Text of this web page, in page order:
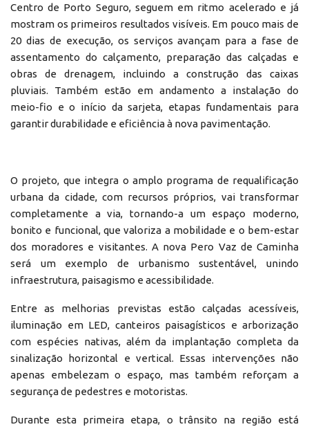
Centro de Porto Seguro, seguem em ritmo acelerado e já
mostram os primeiros resultados visíveis. Em pouco mais de
20 dias de execução, os serviços avançam para a fase de
assentamento do calçamento, preparação das calçadas e
obras de drenagem, incluindo a construção das caixas
pluviais. Também estão em andamento a instalação do
meio-fio e o início da sarjeta, etapas fundamentais para
garantir durabilidade e eficiência à nova pavimentação.
O projeto, que integra o amplo programa de requalificação
urbana da cidade, com recursos próprios, vai transformar
completamente a via, tornando-a um espaço moderno,
bonito e funcional, que valoriza a mobilidade e o bem-estar
dos moradores e visitantes. A nova Pero Vaz de Caminha
será um exemplo de urbanismo sustentável, unindo
infraestrutura, paisagismo e acessibilidade.
Entre as melhorias previstas estão calçadas acessíveis,
iluminação em LED, canteiros paisagísticos e arborização
com espécies nativas, além da implantação completa da
sinalização horizontal e vertical. Essas intervenções não
apenas embelezam o espaço, mas também reforçam a
segurança de pedestres e motoristas.
Durante esta primeira etapa, o trânsito na região está